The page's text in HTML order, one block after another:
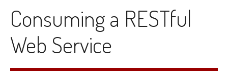
Consuming a RESTful
Web Service